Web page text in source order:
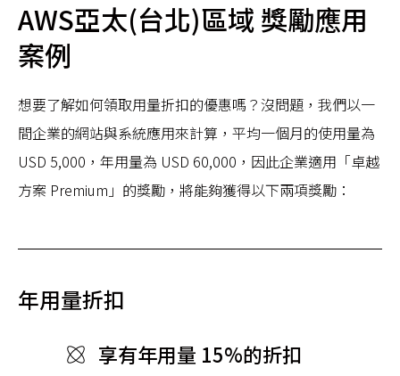
AWS亞太(台北)區域 獎勵應用
案例
想要了解如何領取用量折扣的優惠嗎？沒問題，我們以一
間企業的網站與系統應用來計算，平均一個月的使用量為
USD 5,000，年用量為 USD 60,000，因此企業適用「卓越
方案 Premium」的獎勵，將能夠獲得以下兩項獎勵：
年用量折扣
享有年用量 15%的折扣